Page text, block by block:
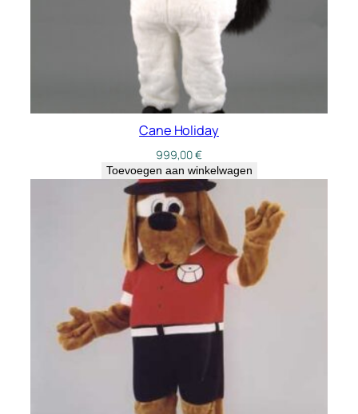
Cane Holiday
999,00€
Toevoegen aan winkelwagen